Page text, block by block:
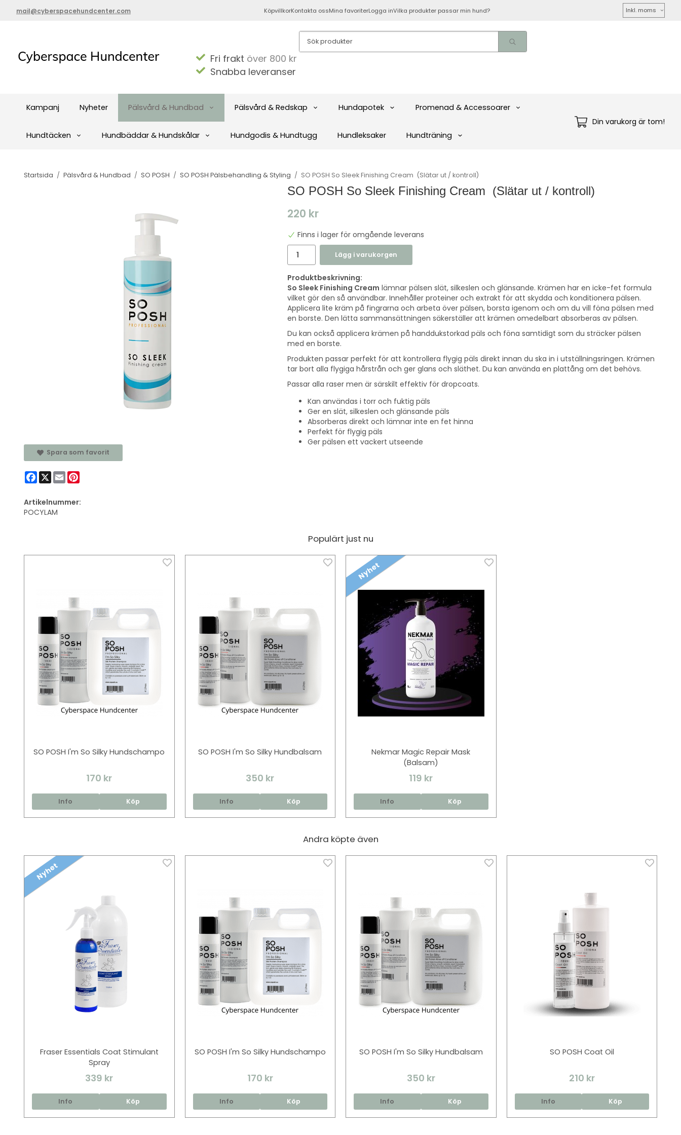
mail@cyberspacehundcenter.com KöpvillkorKontakta ossMina favoriterLogga inVilka produkter passar min hund?
Välj
moms
Fri frakt över 800 kr
Snabba leveranser
Kampanj Nyheter Pälsvård & Hundbad Pälsvård & Redskap Hundapotek Promenad & Accessoarer
Hundtäcken Hundbäddar & Hundskålar Hundgodis & Hundtugg Hundleksaker Hundträning
Din varukorg är tom!
Startsida / Pälsvård & Hundbad / SO POSH / SO POSH Pälsbehandling & Styling / SO POSH So Sleek Finishing Cream ​ (Slätar ut / kontroll)
SO POSH So Sleek Finishing Cream ​ (Slätar ut / kontroll)
220 kr
Finns i lager för omgående leverans
Lägg i varukorgen
Produktbeskrivning:
So Sleek Finishing Cream lämnar pälsen slät, silkeslen och glänsande. Krämen har en icke-fet formula
vilket gör den så användbar. Innehåller proteiner och extrakt för att skydda och konditionera pälsen.
Applicera lite kräm på fingrarna och arbeta över pälsen, borsta igenom och om du vill föna pälsen med
en borste. Den lätta sammansättningen säkerställer att krämen omedelbart absorberas av pälsen.
Du kan också applicera krämen på handdukstorkad päls och föna samtidigt som du sträcker pälsen
med en borste.
Produkten passar perfekt för att kontrollera flygig päls direkt innan du ska in i utställningsringen. Krämen
tar bort alla flygiga hårstrån och ger glans och släthet. Du kan använda en plattång om det behövs.
Passar alla raser men är särskilt effektiv för dropcoats.
Kan användas i torr och fuktig päls
Ger en slät, silkeslen och glänsande päls
Absorberas direkt och lämnar inte en fet hinna
Perfekt för flygig päls
Ger pälsen ett vackert utseende
Spara som favorit
Facebook
X Email
Artikelnummer:
POCYLAM
Populärt just nu
SO POSH I'm So Silky Hundschampo
170 kr
Info Köp
SO POSH I'm So Silky Hundbalsam
350 kr
Info Köp
Nyhet
Nekmar Magic Repair Mask
(Balsam)
119 kr
Info Köp
Andra köpte även
Nyhet
Fraser Essentials Coat Stimulant
Spray
339 kr
Info Köp
SO POSH I'm So Silky Hundschampo
170 kr
Info Köp
SO POSH I'm So Silky Hundbalsam
350 kr
Info Köp
SO POSH Coat Oil
210 kr
Info Köp